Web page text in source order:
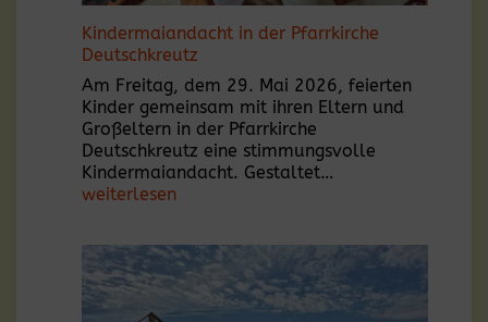
Kindermaiandacht in der Pfarrkirche
Deutschkreutz
Am Freitag, dem 29. Mai 2026, feierten
Kinder gemeinsam mit ihren Eltern und
Großeltern in der Pfarrkirche
Deutschkreutz eine stimmungsvolle
Kindermaiandacht. Gestaltet…
Deutschkreutz
weiterlesen